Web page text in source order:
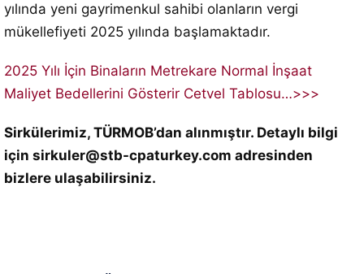
yılında yeni gayrimenkul sahibi olanların vergi
mükellefiyeti 2025 yılında başlamaktadır.
2025 Yılı İçin Binaların Metrekare Normal İnşaat
Maliyet Bedellerini Gösterir Cetvel Tablosu…>>>
Sirkülerimiz, TÜRMOB’dan alınmıştır. Detaylı bilgi
için sirkuler@stb-cpaturkey.com adresinden
bizlere ulaşabilirsiniz.